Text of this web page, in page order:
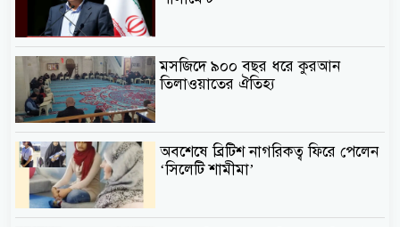
মসজিদে ৯০০ বছর ধরে কুরআন
তিলাওয়াতের ঐতিহ্য
অবশেষে ব্রিটিশ নাগরিকত্ব ফিরে পেলেন
‘সিলেটি শামীমা’